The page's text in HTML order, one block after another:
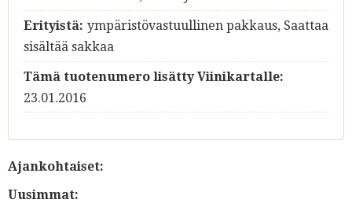
Erityistä: ympäristövastuullinen pakkaus, Saattaa
sisältää sakkaa
Tämä tuotenumero lisätty Viinikartalle:
23.01.2016
Ajankohtaiset:
Uusimmat: